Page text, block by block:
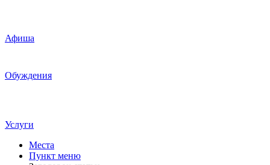
Афиша
Обуждения
Услуги
Места
Пункт меню